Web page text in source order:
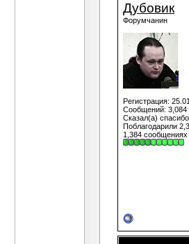
Дубовик
Форумчанин
Регистрация:
Сообщений: 3,084
Сказал(а)
Поблагодарили
1,384 сообщениях